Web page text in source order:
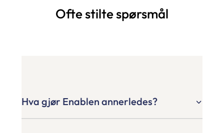
Ofte stilte spørsmål
Hva gjør Enablen annerledes?